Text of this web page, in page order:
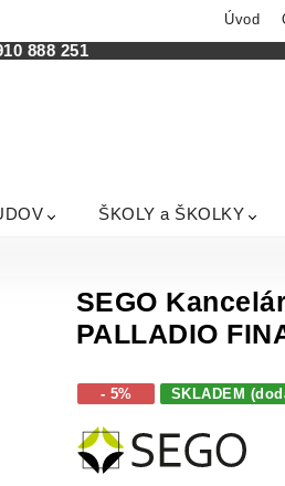
Úvod
888 251
ŠKOLY a ŠKOLKY
SEGO
PALLADIO
- 5% SKLADEM